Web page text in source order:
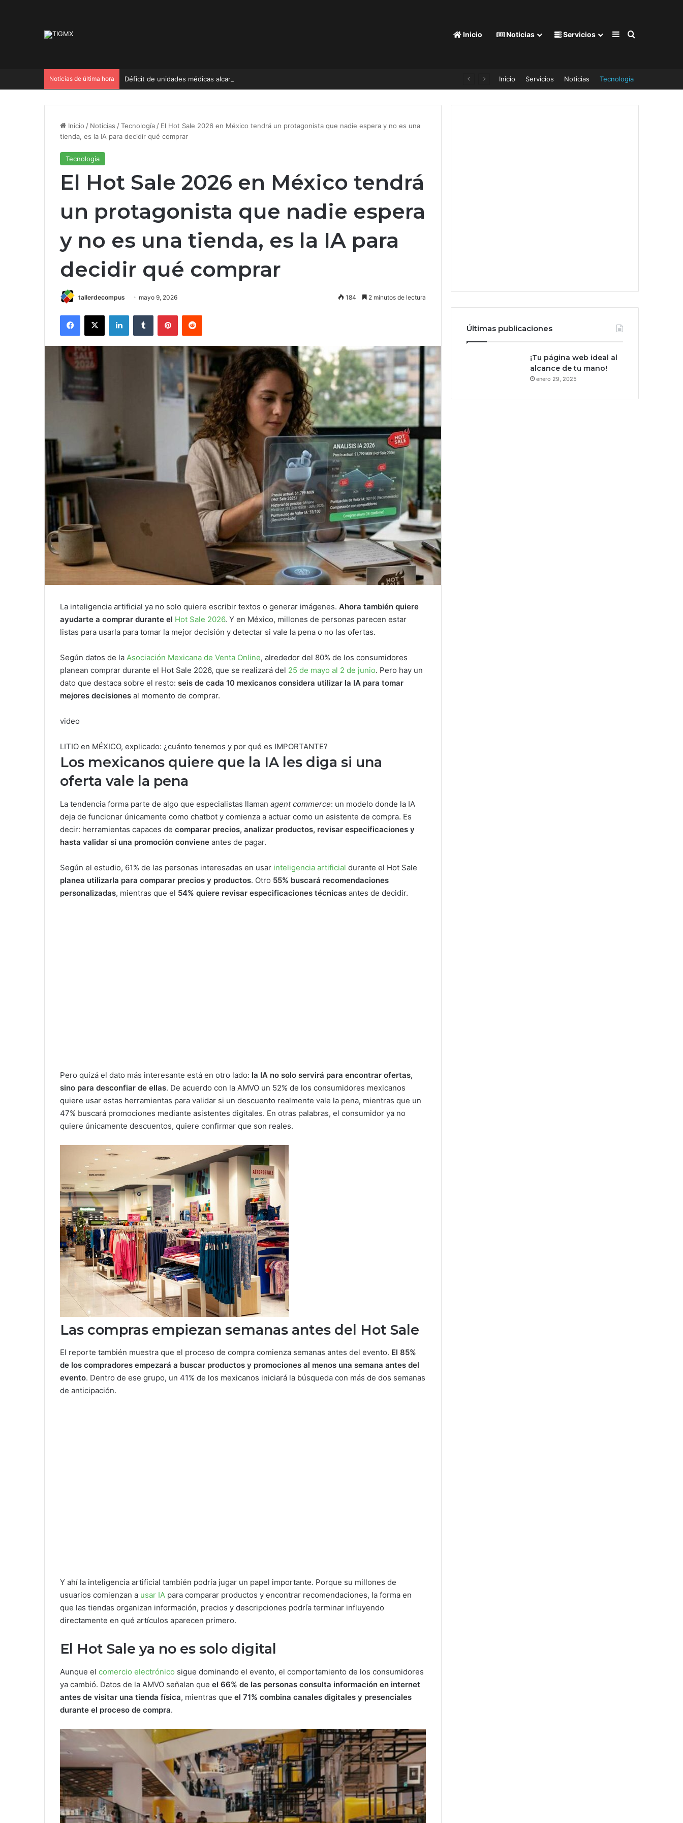
Inicio Noticias Servicios Barra lateral
Buscar por
Noticias de última hora Déficit de unidades médicas alcanza emergencias obstétricas Inicio Servicios Noticias Tecnología
Inicio / Noticias /Tecnología / El Hot Sale 2026 en México tendrá un protagonista que nadie espera y no es una
tienda, es la IA para decidir qué comprar
Tecnología
El Hot Sale 2026 en México tendrá
un protagonista que nadie espera
y no es una tienda, es la IA para
decidir qué comprar
tallerdecompus mayo 9, 2026 184 2 minutos de lectura
La inteligencia artificial ya no solo quiere escribir textos o generar imágenes. Ahora también quiere
ayudarte a comprar durante el Hot Sale 2026. Y en México, millones de personas parecen estar
listas para usarla para tomar la mejor decisión y detectar si vale la pena o no las ofertas.
Según datos de la Asociación Mexicana de Venta Online, alrededor del 80% de los consumidores
planean comprar durante el Hot Sale 2026, que se realizará del 25 de mayo al 2 de junio. Pero hay un
dato que destaca sobre el resto: seis de cada 10 mexicanos considera utilizar la IA para tomar
mejores decisiones al momento de comprar.
video
LITIO en MÉXICO, explicado: ¿cuánto tenemos y por qué es IMPORTANTE?
Los mexicanos quiere que la IA les diga si una
oferta vale la pena
La tendencia forma parte de algo que especialistas llaman agent commerce: un modelo donde la IA
deja de funcionar únicamente como chatbot y comienza a actuar como un asistente de compra. Es
decir: herramientas capaces de comparar precios, analizar productos, revisar especificaciones y
hasta validar sí una promoción conviene antes de pagar.
Según el estudio, 61% de las personas interesadas en usar inteligencia artificial durante el Hot Sale
planea utilizarla para comparar precios y productos. Otro 55% buscará recomendaciones
personalizadas, mientras que el 54% quiere revisar especificaciones técnicas antes de decidir.
Pero quizá el dato más interesante está en otro lado: la IA no solo servirá para encontrar ofertas,
sino para desconfiar de ellas. De acuerdo con la AMVO un 52% de los consumidores mexicanos
quiere usar estas herramientas para validar si un descuento realmente vale la pena, mientras que un
47% buscará promociones mediante asistentes digitales. En otras palabras, el consumidor ya no
quiere únicamente descuentos, quiere confirmar que son reales.
Las compras empiezan semanas antes del Hot Sale
El reporte también muestra que el proceso de compra comienza semanas antes del evento. El 85%
de los compradores empezará a buscar productos y promociones al menos una semana antes del
evento. Dentro de ese grupo, un 41% de los mexicanos iniciará la búsqueda con más de dos semanas
de anticipación.
Y ahí la inteligencia artificial también podría jugar un papel importante. Porque su millones de
usuarios comienzan a usar IA para comparar productos y encontrar recomendaciones, la forma en
que las tiendas organizan información, precios y descripciones podría terminar influyendo
directamente en qué artículos aparecen primero.
El Hot Sale ya no es solo digital
Aunque el comercio electrónico sigue dominando el evento, el comportamiento de los consumidores
ya cambió. Datos de la AMVO señalan que el 66% de las personas consulta información en internet
antes de visitar una tienda física, mientras que el 71% combina canales digitales y presenciales
durante el proceso de compra.
Últimas publicaciones
¡Tu página web ideal al
alcance de tu mano!
enero 29, 2025